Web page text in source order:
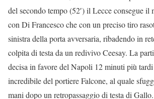
del secondo tempo (52′) il Lecce consegue il
con Di Francesco che con un preciso tiro
sinistra della porta avversaria, ribadendo in
colpita di testa da un redivivo Ceesay. La
decisa in favore del Napoli 12 minuti più
incredibile del portiere Falcone, al quale
mani dopo un retropassaggio di testa di Gallo.